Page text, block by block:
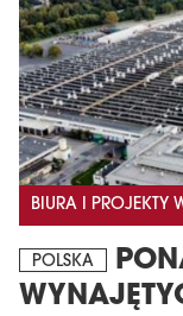
BIURA I PROJEKTY
POLSKA